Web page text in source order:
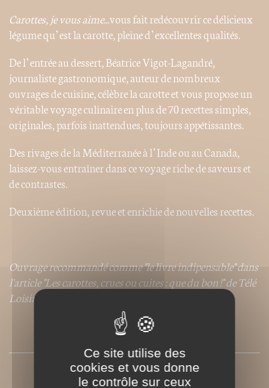
Carottes, je vousaime...vous fait redécouvrir ce délicieux
légume qu’est la carotte, pleine d’excellentes qualités.
De l’entrée au dessert, Béatrice Vigot-Lagandré,
journaliste gastronomique, auteur de nombreux
ouvrages de cuisine, célèbre la carotte et vous propose un
véritable voyage culinaire en plus de 70 recettes simples,
originales, parfois inattendues, toujours appétissantes.
Des rivages de la Méditerranée à l’Inde ou au Canada,
laissez-vous entraîner dans ce voyage riche de saveurs et
de contrastes.
Deuxième édition, revue et enrichie de nouvelles recettes.
Ouvrage recommandé comme "le livre indipensable" dans
l'article "Les carottes, crues ou cuites : que du bon !" de Télé
Loisir, semaine du 20 au 26 octobre 2014.
SOMMAIRE
PRESSE
Ce site utilise des
cookies et vous donne
le contrôle sur ceux